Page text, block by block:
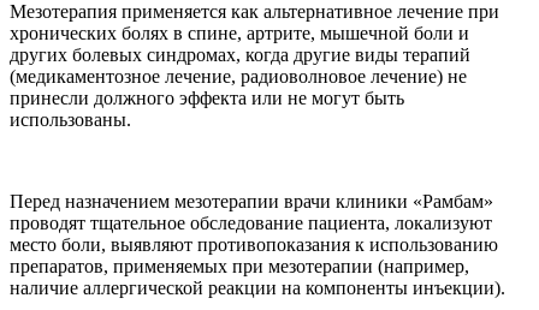
Мезотерапия применяется как альтернативное лечение при
хронических болях в спине, артрите, мышечной боли и
других болевых синдромах, когда другие виды терапий
(медикаментозное лечение, радиоволновое лечение) не
принесли должного эффекта или не могут быть
использованы.
Перед назначением мезотерапии врачи клиники «Рамбам»
проводят тщательное обследование пациента, локализуют
место боли, выявляют противопоказания к использованию
препаратов, применяемых при мезотерапии (например,
наличие аллергической реакции на компоненты инъекции).